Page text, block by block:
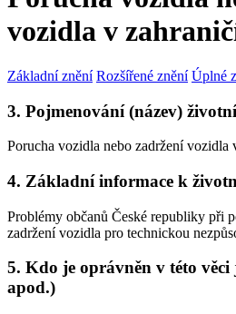
vozidla v
Základní znění Rozšířené znění Úplné
3. Pojmenování (název)
Porucha vozidla nebo zadržení vozidla
4. Základní informace k
Problémy občanů České republiky při
zadržení vozidla pro technickou
5. Kdo je oprávněn v této
apod.)